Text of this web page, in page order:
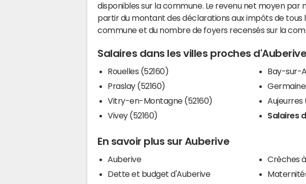
disponibles sur la commune. Le revenu net moyen par
partir du montant des déclarations aux impôts de tous
commune et du nombre de foyers recensés sur la
Salaires dans les villes proches d'Auberive
Rouelles (52160)
Praslay (52160)
Vitry-en-Montagne (52160)
Vivey (52160)
Bay-sur-
Aujeurres
Salaires
En savoir plus sur Auberive
Auberive
Dette et budget d'Auberive